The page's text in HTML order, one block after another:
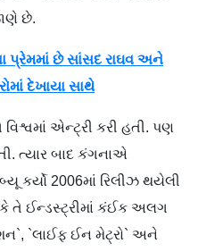
છે.
પ્રેમમાં છે સાંસદ રાઘવ અને
દેખાયા સાથે
એન્ટ્રી કરી હતી. પણ
ત્યાર બાદ કંગનાએ
કર્યો 2006માં રિલીઝ થયેલી
કે તે ઈન્ડસ્ટ્રીમાં કંઈક અલગ
`લાઈફ ઈન મેટ્રો` અને